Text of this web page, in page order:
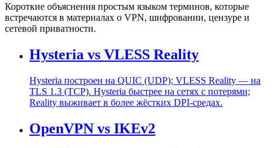
Короткие объяснения простым языком терминов, которые
встречаются в материалах о VPN, шифровании, цензуре и
сетевой приватности.
Hysteria vs VLESS Reality
Hysteria построен на QUIC (UDP); VLESS Reality — на
TLS 1.3 (TCP). Hysteria быстрее на сетях с потерями;
Reality выживает в более жёстких DPI-средах.
OpenVPN vs IKEv2